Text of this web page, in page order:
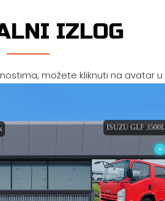
IZLOG
možete kliknuti na avatar u